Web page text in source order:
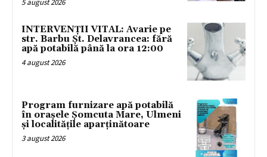
INTERVENȚII VITAL: Avarie pe
str. Barbu Șt. Delavrancea: fără
apă potabilă până la ora 12:00
4 august 2026
Program furnizare apă potabilă
în orașele Șomcuta Mare, Ulmeni
și localitățile aparținătoare
3 august 2026